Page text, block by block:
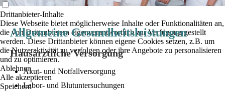
Allgemeine Gesundheitsleistungen
Hausärztliche Versorgung
Akut- und Notfallversorgung
Labor- und Blutuntersuchungen
Drittanbieter-Inhalte
Diese Webseite bietet möglicherweise Inhalte oder Funktionalitäten an,
die von Drittanbietern eigenverantwortlich zur Verfügung gestellt
werden. Diese Drittanbieter können eigene Cookies setzen, z.B. um
die Nutzeraktivität zu verfolgen oder ihre Angebote zu personalisieren
und zu optimieren.
Ablehnen
Alle akzeptieren
Speichern